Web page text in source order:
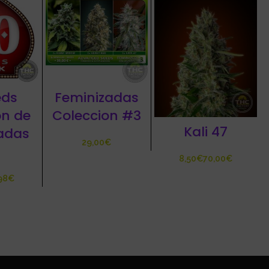
de
€
Feminizadas
Coleccion #3
€
Kali 47
€ €